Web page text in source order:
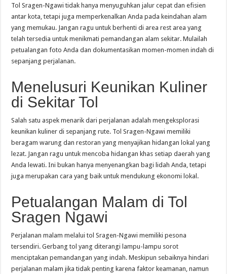
Tol Sragen-Ngawi tidak hanya menyuguhkan jalur cepat dan efisien
antar kota, tetapi juga memperkenalkan Anda pada keindahan alam
yang memukau. Jangan ragu untuk berhenti di area rest area yang
telah tersedia untuk menikmati pemandangan alam sekitar. Mulailah
petualangan foto Anda dan dokumentasikan momen-momen indah di
sepanjang perjalanan.
Menelusuri Keunikan Kuliner
di Sekitar Tol
Salah satu aspek menarik dari perjalanan adalah mengeksplorasi
keunikan kuliner di sepanjang rute. Tol Sragen-Ngawi memiliki
beragam warung dan restoran yang menyajikan hidangan lokal yang
lezat. Jangan ragu untuk mencoba hidangan khas setiap daerah yang
Anda lewati. Ini bukan hanya menyenangkan bagi lidah Anda, tetapi
juga merupakan cara yang baik untuk mendukung ekonomi lokal.
Petualangan Malam di Tol
Sragen Ngawi
Perjalanan malam melalui tol Sragen-Ngawi memiliki pesona
tersendiri. Gerbang tol yang diterangi lampu-lampu sorot
menciptakan pemandangan yang indah. Meskipun sebaiknya hindari
perjalanan malam jika tidak penting karena faktor keamanan, namun